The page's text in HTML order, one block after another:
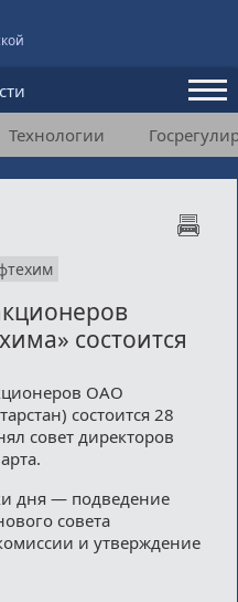
мнения
соглашение
Технологии
состоится
ОАО
состоится 28
совет директоров
дня — подведение
совета
и утверждение